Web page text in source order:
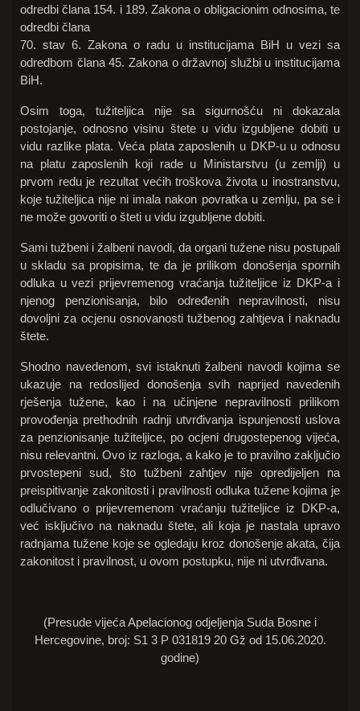
odredbi člana 154. i 189. Zakona o obligacionim odnosima, te
odredbi člana
70. stav 6. Zakona o radu u institucijama BiH u vezi sa
odredbom člana 45. Zakona o državnoj službi u institucijama
BiH.
Osim toga, tužiteljica nije sa sigurnošću ni dokazala
postojanje, odnosno visinu štete u vidu izgubljene dobiti u
vidu razlike plata. Veća plata zaposlenih u DKP-u u odnosu
na platu zaposlenih koji rade u Ministarstvu (u zemlji) u
prvom redu je rezultat većih troškova života u inostranstvu,
koje tužiteljica nije ni imala nakon povratka u zemlju, pa se i
ne može govoriti o šteti u vidu izgubljene dobiti.
Sami tužbeni i žalbeni navodi, da organi tužene nisu postupali
u skladu sa propisima, te da je prilikom donošenja spornih
odluka u vezi prijevremenog vraćanja tužiteljice iz DKP-a i
njenog penzionisanja, bilo određenih nepravilnosti, nisu
dovoljni za ocjenu osnovanosti tužbenog zahtjeva i naknadu
štete.
Shodno navedenom, svi istaknuti žalbeni navodi kojima se
ukazuje na redoslijed donošenja svih naprijed navedenih
rješenja tužene, kao i na učinjene nepravilnosti prilikom
provođenja prethodnih radnji utvrđivanja ispunjenosti uslova
za penzionisanje tužiteljice, po ocjeni drugostepenog vijeća,
nisu relevantni. Ovo iz razloga, a kako je to pravilno zaključio
prvostepeni sud, što tužbeni zahtjev nije opredijeljen na
preispitivanje zakonitosti i pravilnosti odluka tužene kojima je
odlučivano o prijevremenom vraćanju tužiteljice iz DKP-a,
već isključivo na naknadu štete, ali koja je nastala upravo
radnjama tužene koje se ogledaju kroz donošenje akata, čija
zakonitost i pravilnost, u ovom postupku, nije ni utvrđivana.
(Presude vijeća Apelacionog odjeljenja Suda Bosne i
Hercegovine, broj: S1 3 P 031819 20 Gž od 15.06.2020.
godine)